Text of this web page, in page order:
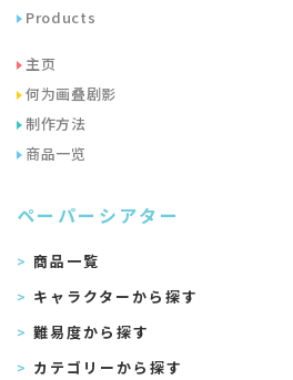
Products
主页
何为画叠剧影
制作方法
商品一览
ペーパーシアター
商品一覧
キャラクターから探す
難易度から探す
カテゴリーから探す